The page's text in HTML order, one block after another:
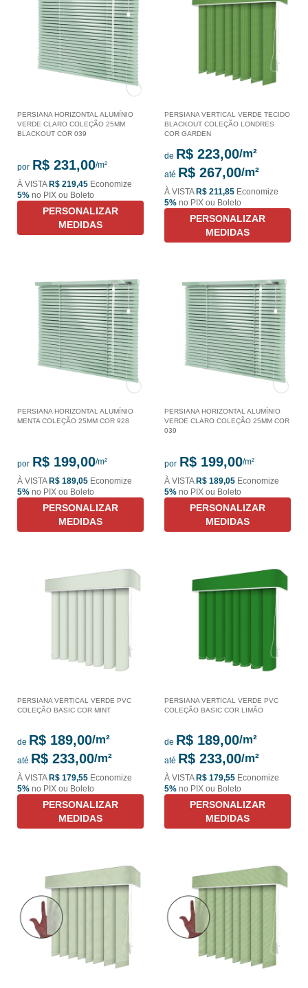
PERSIANA HORIZONTAL ALUMÍNIO
VERDE CLARO COLEÇÃO 25MM
BLACKOUT COR 039
por R$ 231,00
À VISTAR$ 219,45 Economize
5% no PIX ou Boleto
PERSONALIZAR
MEDIDAS
PERSIANA VERTICAL VERDE TECIDO
BLACKOUT COLEÇÃO LONDRES
COR GARDEN
de R$ 223,00
até R$ 267,00
À VISTAR$ 211,85 Economize
5% no PIX ou Boleto
PERSONALIZAR
MEDIDAS
PERSIANA HORIZONTAL ALUMÍNIO
MENTA COLEÇÃO 25MM COR 928
por R$ 199,00
À VISTAR$ 189,05 Economize
5% no PIX ou Boleto
PERSONALIZAR
MEDIDAS
PERSIANA HORIZONTAL ALUMÍNIO
VERDE CLARO COLEÇÃO 25MM COR
039
por R$ 199,00
À VISTAR$ 189,05 Economize
5% no PIX ou Boleto
PERSONALIZAR
MEDIDAS
PERSIANA VERTICAL VERDE PVC
COLEÇÃO BASIC COR MINT
de R$ 189,00
até R$ 233,00
À VISTAR$ 179,55 Economize
5% no PIX ou Boleto
PERSONALIZAR
MEDIDAS
PERSIANA VERTICAL VERDE PVC
COLEÇÃO BASIC COR LIMÃO
de R$ 189,00
até R$ 233,00
À VISTAR$ 179,55 Economize
5% no PIX ou Boleto
PERSONALIZAR
MEDIDAS